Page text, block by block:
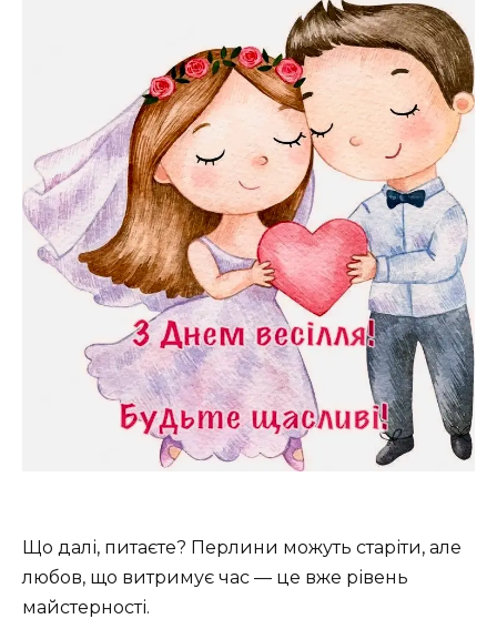
Що далі, питаєте? Перлини можуть старіти, але
любов, що витримує час — це вже рівень
майстерності.